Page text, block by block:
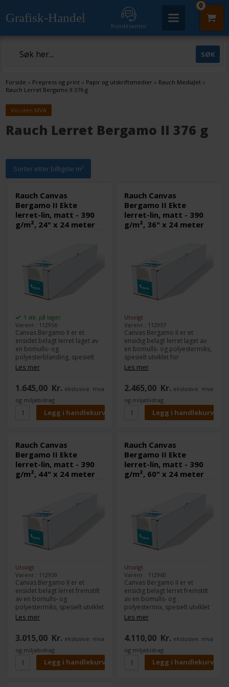
Grafisk-Handel
Kundesenter
0
Forside » Prepress og print » Papir og utskriftsmedier » Rauch MediaJet »
Rauch Lerret Bergamo II 376 g
Vis uten MVA
Rauch Lerret Bergamo II 376 g
Sorter etter billigste m²
Rauch Canvas
Bergamo II Ekte
lerret-lin, matt - 390
g/m², 24" x 24 meter
1 stk. på lager
Varenr.: 112956
Canvas Bergamo II er et
ensidet belagt lerret laget av
en bomulls- og
polyesterblanding, spesielt
utviklet for fargeintensive
grafikk- og kunstapplikasjoner
plottemaskiner. Det egner seg
perfekt til
bildepresentasjoner,
kunsttrykk og
fotoreproduksjoner.
Les mer
1.645,00 Kr. ekslusive. mva
og miljøbidrag
Rauch Canvas
Bergamo II Ekte
lerret-lin, matt - 390
g/m², 36" x 24 meter
Utsolgt
Varenr.: 112957
Canvas Bergamo II er et
ensidig belagt lerret laget av
en bomulls- og polyestermiks,
spesielt utviklet for
fargeintensive grafikk- og
kunstapplikasjoner på alle
egner seg perfekt til
bildepresentasjoner,
kunsttrykk og
fotoreproduksjoner.
Les mer
2.465,00 Kr. ekslusive. mva
og miljøbidrag
Rauch Canvas
Bergamo II Ekte
lerret-lin, matt - 390
g/m², 44" x 24 meter
Utsolgt
Varenr.: 112959
Canvas Bergamo II er et
ensidet belagt lerret fremstilt
av en bomulls- og
polyestermiks, spesielt utviklet
for fargeintensive grafikk- og
kunstapplikasjoner på alle
egner seg perfekt til
bildepresentasjoner,
kunsttrykk og
fotoreproduksjoner.
Les mer
3.015,00 Kr. ekslusive. mva
og miljøbidrag
Rauch Canvas
Bergamo II Ekte
lerret-lin, matt - 390
g/m², 60" x 24 meter
Utsolgt
Varenr.: 112960
Canvas Bergamo II er et
ensidig belagt lerret fremstilt
av en bomulls- og
polyestermix, spesielt utviklet
for fargeintensive grafikk- og
kunstapplikasjoner på alle
egner seg perfekt til
bildepresentasjoner,
kunsttrykk og
fotoreproduksjoner.
Les mer
4.110,00 Kr. ekslusive. mva
og miljøbidrag